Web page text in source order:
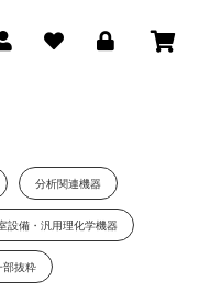
分析関連機器
設備・汎用理化学機器
抜粋